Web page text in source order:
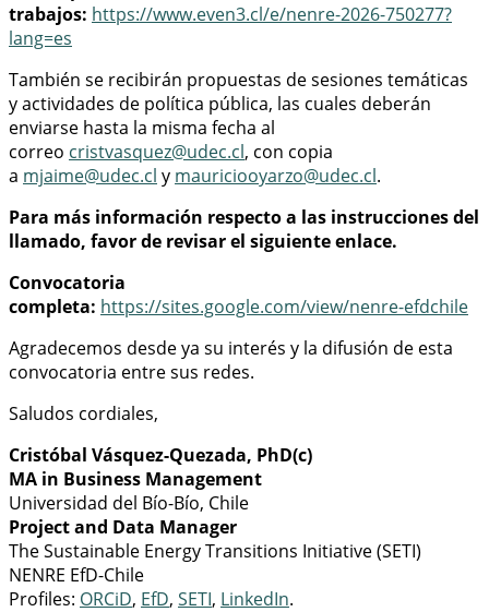
trabajos: https://www.even3.cl/e/nenre-2026-750277?
lang=es
También se recibirán propuestas de sesiones temáticas
y actividades de política pública, las cuales deberán
enviarse hasta la misma fecha al
correo cristvasquez@udec.cl, con copia
a mjaime@udec.cl y mauriciooyarzo@udec.cl.
Para más información respecto a las instrucciones del
llamado, favor de revisar el siguiente enlace.
Convocatoria
completa: https://sites.google.com/view/nenre-efdchile
Agradecemos desde ya su interés y la difusión de esta
convocatoria entre sus redes.
Saludos cordiales,
Cristóbal Vásquez-Quezada, PhD(c)
MA in Business Management
Universidad del Bío-Bío, Chile
Project and Data Manager
The Sustainable Energy Transitions Initiative (SETI)
NENRE EfD-Chile
Profiles: ORCiD, EfD, SETI, LinkedIn.